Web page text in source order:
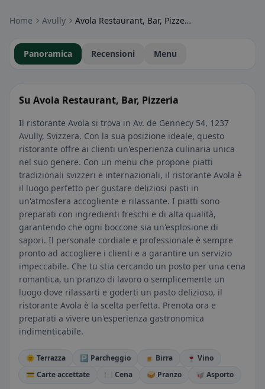
Home Avully Avola Restaurant, Bar, Pizzeria
Panoramica Recensioni Menu
Su Avola Restaurant, Bar, Pizzeria
Il ristorante Avola si trova in Av. de Gennecy 54, 1237
Avully, Svizzera. Con la sua posizione ideale, questo
ristorante offre ai clienti un'esperienza culinaria unica
nel suo genere. Con un menu che propone piatti
tradizionali svizzeri e internazionali, il ristorante Avola è
il luogo perfetto per gustare deliziosi pasti in
un'atmosfera accogliente e rilassante. I piatti sono
preparati con ingredienti freschi e di alta qualità,
garantendo che ogni boccone sia un'esplosione di
sapori. Il personale cordiale e professionale è sempre
pronto ad accogliere i clienti e a garantire un servizio
impeccabile. Che tu stia cercando un posto per una cena
romantica, un pranzo di lavoro o semplicemente un
luogo dove rilassarti e goderti un pasto delizioso, il
ristorante Avola è la scelta perfetta. Prenota ora e
preparati a vivere un'esperienza gastronomica
indimenticabile.
🌞 Terrazza 🅿️ Parcheggio 🍺 Birra
🍷 Vino
💳 Carte accettate
🍽️ Cena 🥪 Pranzo
🥡 Asporto